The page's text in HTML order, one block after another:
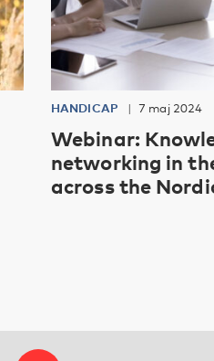
HANDICAP 7 maj 2024
Webinar:
networking in
across the